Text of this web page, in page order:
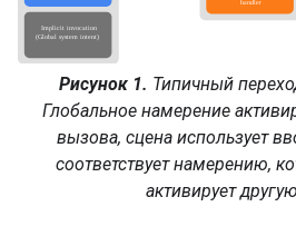
Рисунок 1. Типичный
Глобальное намерение
вызова, сцена использует
соответствует намерению,
активирует